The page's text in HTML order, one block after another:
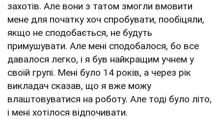
захотів. Але вони з татом змогли вмовити
мене для початку хоч спробувати, пообіцяли,
якщо не сподобається, не будуть
примушувати. Але мені сподобалося, бо все
давалося легко, і я був найкращим учнем у
своїй групі. Мені було 14 років, а через рік
викладач сказав, що я вже можу
влаштовуватися на роботу. Але тоді було літо,
і мені хотілося відпочивати.